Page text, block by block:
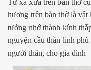
Từ xa xưa trên bàn thờ
hương trên bàn thờ là
tưởng nhớ thành kính
nguyện cầu thần linh
người thân, cho gia đình